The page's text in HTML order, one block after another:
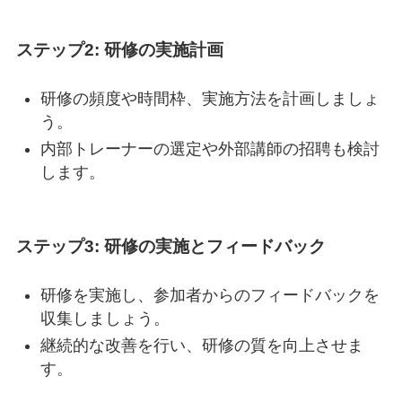
ステップ2: 研修の実施計画
研修の頻度や時間枠、実施方法を計画しましょ
う。
内部トレーナーの選定や外部講師の招聘も検討
します。
ステップ3: 研修の実施とフィードバック
研修を実施し、参加者からのフィードバックを
収集しましょう。
継続的な改善を行い、研修の質を向上させま
す。